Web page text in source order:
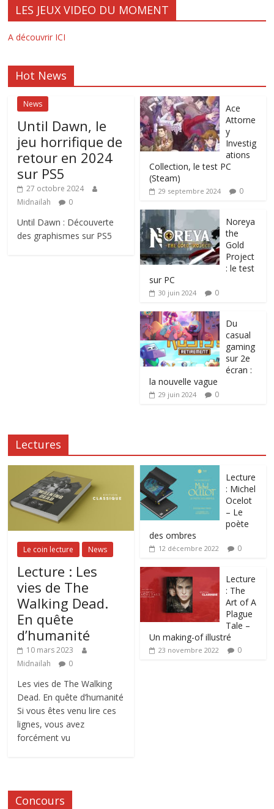
LES JEUX VIDEO DU MOMENT
A découvrir ICI
Hot News
News
Until Dawn, le
jeu horrifique de
retour en 2024
sur PS5
27 octobre 2024
Midnailah
0
Until Dawn : Découverte
des graphismes sur PS5
Ace
Attorne
y
Investig
ations
Collection, le test PC
(Steam)
29 septembre 2024 0
Noreya
the
Gold
Project
: le test
sur PC
30 juin 2024 0
Du
casual
gaming
sur 2e
écran :
la nouvelle vague
29 juin 2024 0
Lectures
Le coin lecture News
Lecture : Les
vies de The
Walking Dead.
En quête
d’humanité
10 mars 2023
Midnailah
0
Les vies de The Walking
Dead. En quête d’humanité
Si vous êtes venu lire ces
lignes, vous avez
forcément vu
Lecture
: Michel
Ocelot
– Le
poète
des ombres
12 décembre 2022 0
Lecture
: The
Art of A
Plague
Tale –
Un making-of illustré
23 novembre 2022 0
Concours